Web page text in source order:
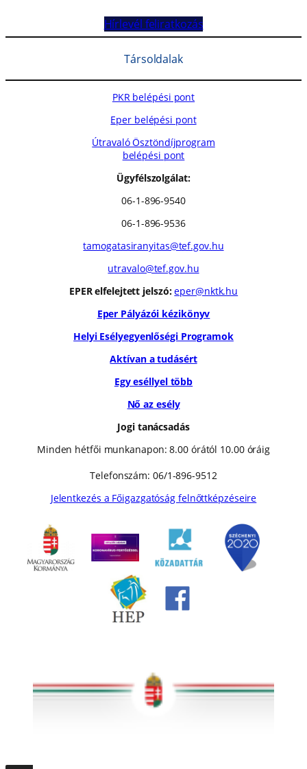
Hírlevél feliratkozás
Társoldalak
PKR belépési pont
Eper belépési pont
Útravaló Ösztöndíjprogram
belépési pont
Ügyfélszolgálat:
06-1-896-9540
06-1-896-9536
tamogatasiranyitas@tef.gov.hu
utravalo@tef.gov.hu
EPER elfelejtett jelszó: eper@nktk.hu
Eper Pályázói kézikönyv
Helyi Esélyegyenlőségi Programok
Aktívan a tudásért
Egy eséllyel több
Nő az esély
Jogi tanácsadás
Minden hétfői munkanapon: 8.00 órától 10.00 óráig
Telefonszám: 06/1-896-9512
Jelentkezés a Főigazgatóság felnőttképzéseire